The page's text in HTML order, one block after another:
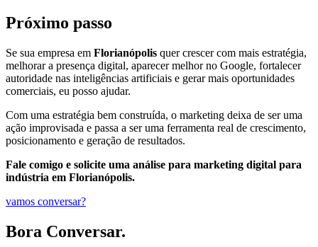
Próximo passo
Se sua empresa em Florianópolis quer crescer com mais estratégia,
melhorar a presença digital, aparecer melhor no Google, fortalecer
autoridade nas inteligências artificiais e gerar mais oportunidades
comerciais, eu posso ajudar.
Com uma estratégia bem construída, o marketing deixa de ser uma
ação improvisada e passa a ser uma ferramenta real de crescimento,
posicionamento e geração de resultados.
Fale comigo e solicite uma análise para marketing digital para
indústria em Florianópolis.
vamos conversar?
Bora Conversar.